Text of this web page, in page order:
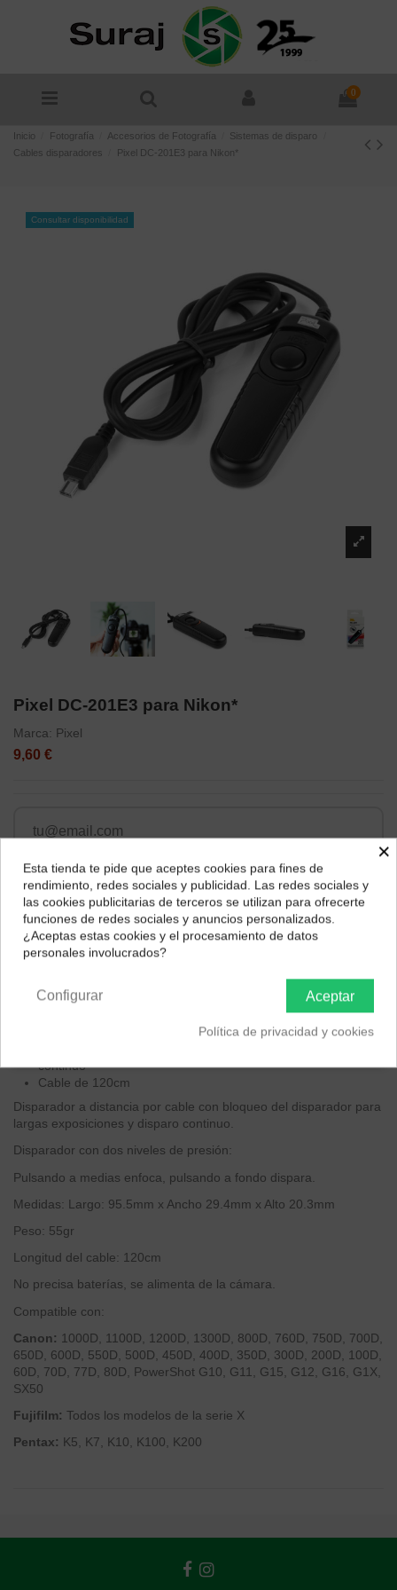
0
Inicio Fotografía Accesorios de Fotografía
Sistemas de disparo
Cables disparadores
Pixel DC-201E3 para Nikon*
Consultar disponibilidad
Pixel DC-201E3 para Nikon*
Marca: Pixel
9,60 €
Descripción
Pulsando a medias enfoca, pulsanto a fondo dispara
continuo
Cable de 120cm
Disparador a distancia por cable con bloqueo del disparador para
largas exposiciones y disparo continuo.
Disparador con dos niveles de presión:
Pulsando a medias enfoca, pulsando a fondo dispara.
Medidas: Largo: 95.5mm x Ancho 29.4mm x Alto 20.3mm
Peso: 55gr
Longitud del cable: 120cm
No precisa baterías, se alimenta de la cámara.
Compatible con:
Canon: 1000D, 1100D, 1200D, 1300D, 800D, 760D, 750D, 700D,
650D, 600D, 550D, 500D, 450D, 400D, 350D, 300D, 200D, 100D,
60D, 70D, 77D, 80D, PowerShot G10, G11, G15, G12, G16, G1X,
SX50
Fujifilm: Todos los modelos de la serie X
Pentax: K5, K7, K10, K100, K200
¿Dónde deseas recibir tu pedido?
Selecciona tu ubicación para mostrarte los precios e
impuestos correctos para tu región.
×
Esta tienda te pide que aceptes cookies para fines de
rendimiento, redes sociales y publicidad. Las redes sociales y
las cookies publicitarias de terceros se utilizan para ofrecerte
funciones de redes sociales y anuncios personalizados.
¿Aceptas estas cookies y el procesamiento de datos
personales involucrados?
Aceptar
Configurar
Política de privacidad y cookies